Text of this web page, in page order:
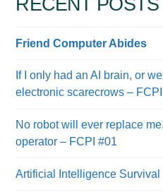
Friend Computer Abides
If I only had an AI brain, or
electronic scarecrows –
No robot will ever replace
operator – FCPI #01
Artificial Intelligence